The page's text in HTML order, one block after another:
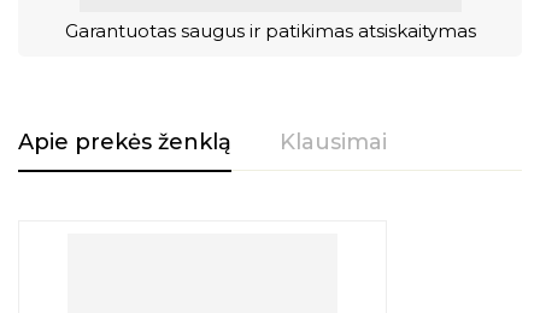
Garantuotas saugus ir patikimas atsiskaitymas
Apie prekės ženklą Klausimai